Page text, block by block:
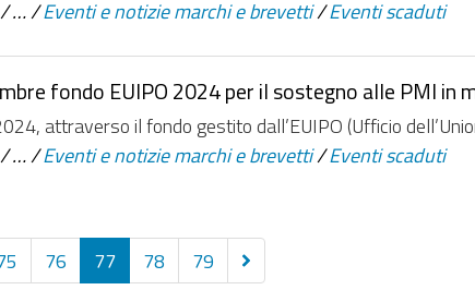
/ /Eventi e notizie marchi e brevetti /Eventi scaduti
fondo EUIPO 2024 per il sostegno alle PMI
attraverso il fondo gestito dall’EUIPO (Ufficio
/ /Eventi e notizie marchi e brevetti /Eventi scaduti
76 77 78 79
Successivi
10